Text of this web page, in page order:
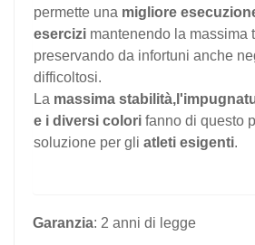
permette una migliore
esercizi mantenendo la massima
preservando da infortuni anche
difficoltosi.
La massima
e i diversi colori fanno di questo
soluzione per gli atleti esigenti.
Garanzia: 2 anni di legge